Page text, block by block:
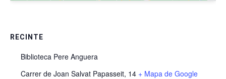
RECINTE
Biblioteca Pere Anguera
Carrer de Joan Salvat Papasseit, 14 + Mapa de Google